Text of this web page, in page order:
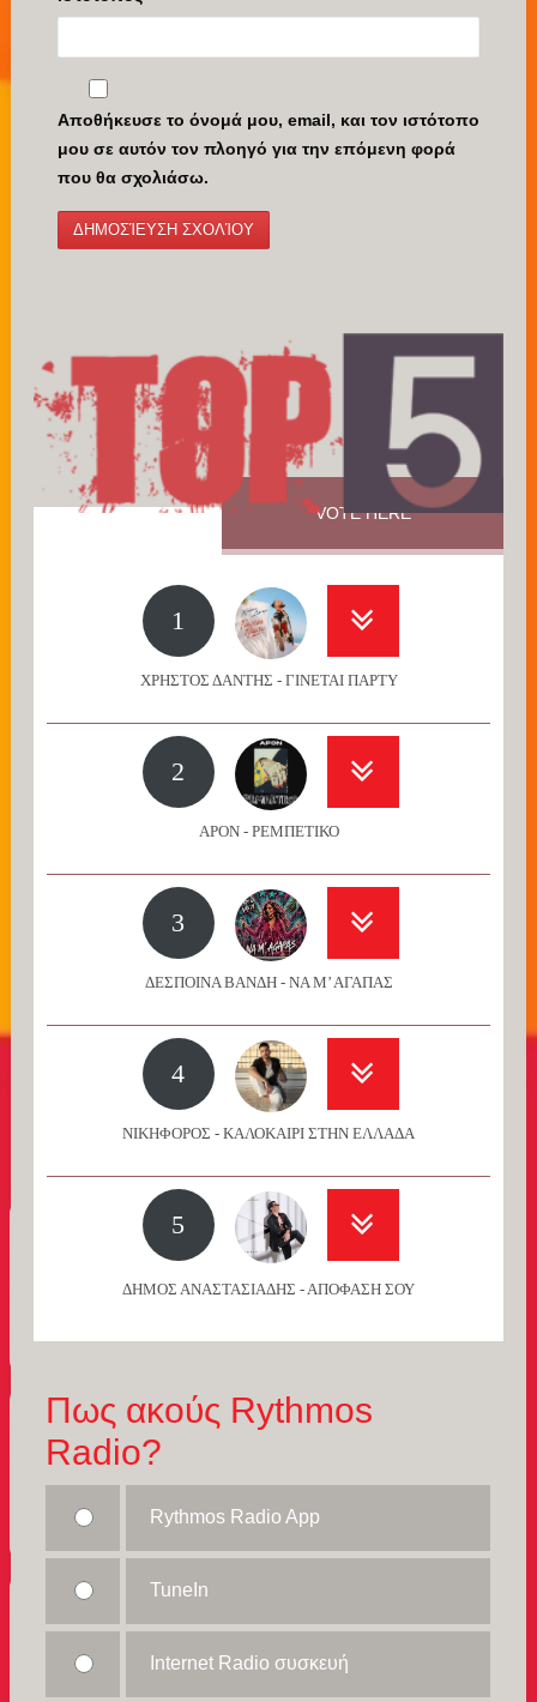
Αποθήκευσε το όνομά μου, email, και τον ιστότοπο
μου σε αυτόν τον πλοηγό για την επόμενη φορά
που θα σχολιάσω.
VOTE HERE
1
ΧΡΗΣΤΟΣ ΔΑΝΤΗΣ - ΓΙΝΕΤΑΙ ΠΑΡΤΥ
2
APON - ΡΕΜΠΕΤΙΚΟ
3
ΔΕΣΠΟΙΝΑ ΒΑΝΔΗ - ΝΑ Μ’ ΑΓΑΠΑΣ
4
ΝΙΚΗΦΟΡΟΣ - ΚΑΛΟΚΑΙΡΙ ΣΤΗΝ ΕΛΛΑΔΑ
5
ΔΗΜΟΣ ΑΝΑΣΤΑΣΙΑΔΗΣ - ΑΠΟΦΑΣΗ ΣΟΥ
Πως ακούς Rythmos
Radio?
Rythmos Radio App
TuneIn
Internet Radio συσκευή